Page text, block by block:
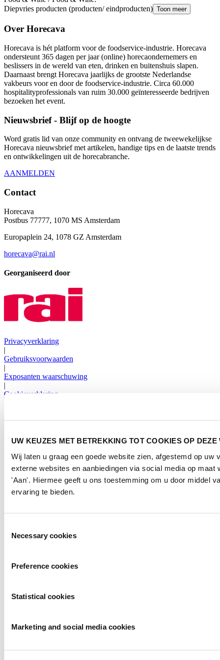
UW KEUZES MET BETREKKING TOT COOKIES OP DEZE
Wij laten u graag een goede website zien, afgestemd op
externe websites en aanbiedingen via social media op
'Aan'. Hiermee geeft u ons toestemming om u door middel
ervaring te bieden.
Necessary cookies
Preference cookies
Statistical cookies
Marketing and social media cookies
Diepvries producten (producten/ eindproducten) Toon meer
Over Horecava
Horecava is hét platform voor de foodservice-industrie. Horecava
ondersteunt 365 dagen per jaar (online) horecaondernemers en
beslissers in de wereld van eten, drinken en buitenshuis slapen.
Daarnaast brengt Horecava jaarlijks de grootste Nederlandse
vakbeurs voor en door de foodservice-industrie. Circa 60.000
hospitalityprofessionals van ruim 30.000 geïnteresseerde bedrijven
bezoeken het event.
Nieuwsbrief - Blijf op de hoogte
Word gratis lid van onze community en ontvang de tweewekelijkse
Horecava nieuwsbrief met artikelen, handige tips en de laatste trends
en ontwikkelingen uit de horecabranche.
AANMELDEN
Contact
Horecava
Postbus 77777, 1070 MS Amsterdam
Europaplein 24, 1078 GZ Amsterdam
horecava@rai.nl
Georganiseerd door
Privacyverklaring
|
Gebruiksvoorwaarden
|
Exposanten waarschuwing
|
Cookieverklaring